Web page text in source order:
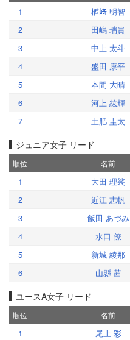
1 楢﨑 明智
2
田嶋 瑞貴
3
中上 太斗
4
盛田 康平
5
本間 大晴
6
河上 紘輝
7
土肥 圭太
ジュニア女子 リード
順位 名前
1 大田 理裟
2
近江 志帆
3
飯田 あづみ
4
水口 僚
5
新城 綾那
6
山縣 茜
ユースA女子 リード
順位 名前
1 尾上 彩